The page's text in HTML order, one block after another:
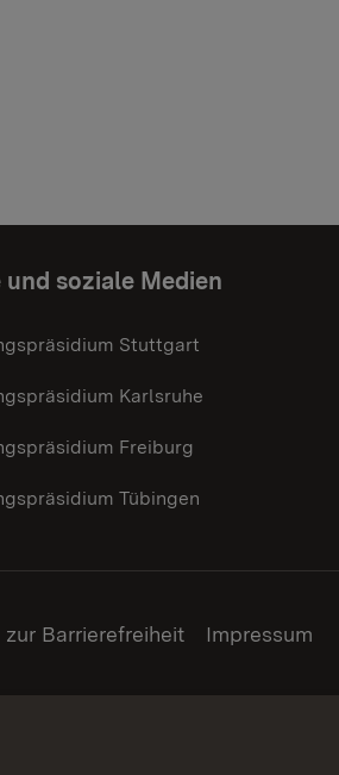
und soziale Medien
Stuttgart
Karlsruhe
Freiburg
Tübingen
Barrierefreiheit Impressum